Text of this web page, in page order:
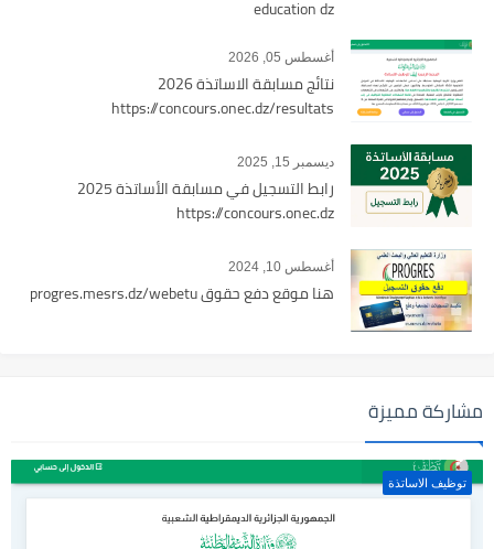
education dz
أغسطس 05, 2026
نتائج مسابقة الاساتذة 2026
https://concours.onec.dz/resultats
ديسمبر 15, 2025
رابط التسجيل في مسابقة الأساتذة 2025
https://concours.onec.dz
أغسطس 10, 2024
هنا موقع دفع حقوق progres.mesrs.dz/webetu
مشاركة مميزة
توظيف الاساتذة